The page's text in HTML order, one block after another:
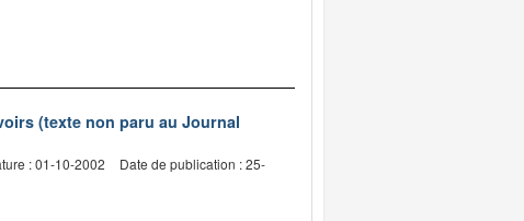
(texte non paru au Journal
: 01-10-2002
Date de publication : 25-